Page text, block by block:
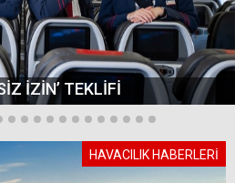
İZİN’ TEKLİFİ
HAVACILIK HABERLERİ